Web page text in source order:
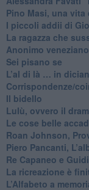
​Pino Masi, una
​I piccoli addii di
​La ragazza che
​Anonimo
​Sei pisano se
​L’al di là … in
Corrispondenze/
Il bidello
Lulù, ovvero il
Le cose belle
Roan Johnson,
Piero Pancanti,
Re Capaneo e
La ricreazione è
​L’Alfabeto a